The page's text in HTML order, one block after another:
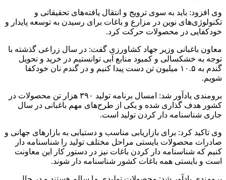
وی افزود: باید به سوی ترویج و انتقال یافته‌های تحقیقاتی و
تکنولوژی‌های نوین در مزارع و باغات برای رسیدن به توسعه پایدار و
خودکفایی در محصولات حرکت کرد.
معاون باغبانی وزیر جهاد کشاورزی گفت: در سال زراعی گذشته با
توجه به خشکسالی و کمبود منابع آبی توانستیم در خرید و تحویل
گندم به ۱۰.۵ میلیون تن دست پیدا کنیم و در گندم نان خودکفا
شویم.
برومندی یادآور شد: امسال برنامه تولید ۳۹۰ هزار تن محصولات در
کشور هدف گذاری شده و یکی از طرح‌های مهم باغبانی در سال
جاری شناسنامه دار کردن تولید است.
وی تاکید کرد: برای بازاریابی مناسب و دستیابی به بازارهای جهانی و
صادرات محصولات بایستی مراحل مختلف تولید را شناسنامه دار
کنیم که شناسنامه دار کردن باغات نیز در دستور کار این معاونت
است و بایستی همه باغات کشور شناسنامه دار شوند.